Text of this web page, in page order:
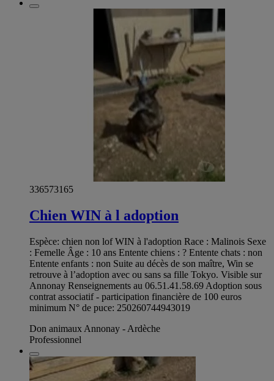
336573165
Chien WIN à l adoption
Espèce: chien non lof WIN à l'adoption Race : Malinois Sexe
: Femelle Âge : 10 ans Entente chiens : ? Entente chats : non
Entente enfants : non Suite au décès de son maître, Win se
retrouve à l’adoption avec ou sans sa fille Tokyo. Visible sur
Annonay Renseignements au 06.51.41.58.69 Adoption sous
contrat associatif - participation financière de 100 euros
minimum N° de puce: 250260744943019
Don animaux Annonay - Ardèche
Professionnel